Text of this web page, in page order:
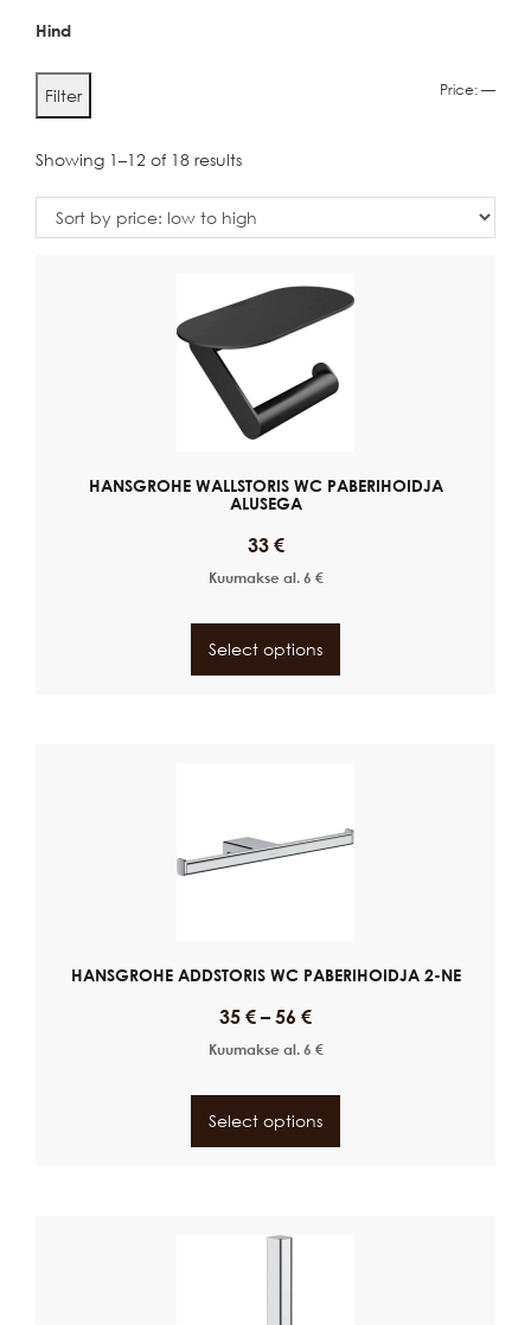
Hind
Min
Max
Filter Price: —
Showing 1–12 of 18 results
HANSGROHE WALLSTORIS WC PABERIHOIDJA
ALUSEGA
33 €
Kuumakse al. 6 €
Select options
HANSGROHE ADDSTORIS WC PABERIHOIDJA 2-NE
35 € – 56 €
Kuumakse al. 6 €
Select options